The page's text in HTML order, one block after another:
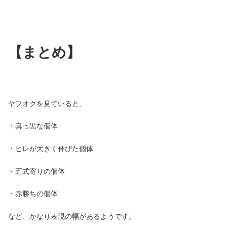
【まとめ】
ヤフオクを見ていると、
・真っ黒な個体
・ヒレが大きく伸びた個体
・五式寄りの個体
・赤勝ちの個体
など、かなり表現の幅があるようです。